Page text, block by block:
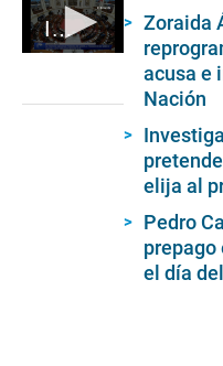
Intervención de Patricia Chirinos en Pleno del Congreso
Zoraida
acusa e
Nación
elija al
Pedro
prepago
el día